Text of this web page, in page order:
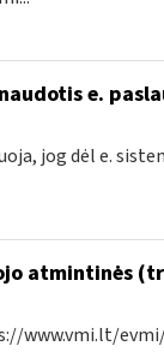
e.
jog dėl e.
atmintinės
www.vmi.lt/